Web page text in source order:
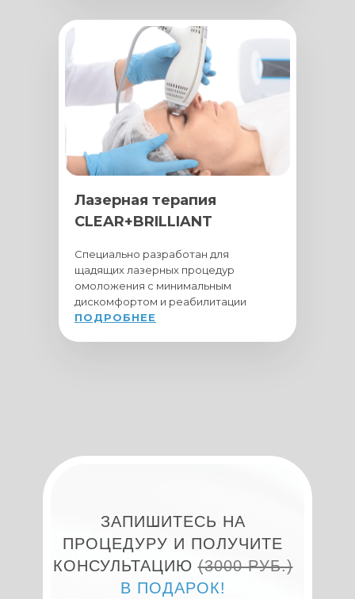
ПОДРОБНЕЕ
Cпециально разработан для
щадящих лазерных процедур
омоложения с минимальным
дискомфортом и реабилитации
Лазерная терапия
CLEAR+BRILLIANT
ЗАПИШИТЕСЬ НА
ПРОЦЕДУРУ И ПОЛУЧИТЕ
КОНСУЛЬТАЦИЮ(3000 РУБ.)
В ПОДАРОК!